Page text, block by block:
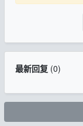
最新回复(0)